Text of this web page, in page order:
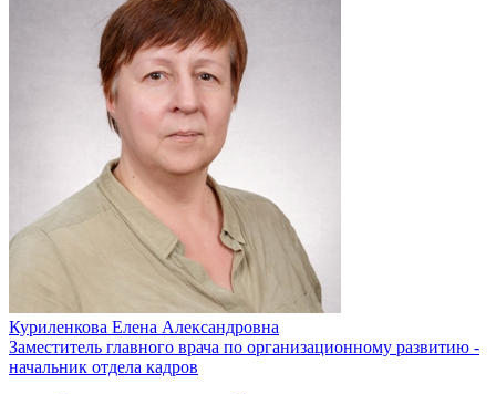
Куриленкова Елена Александровна
Заместитель главного врача по организационному развитию -
начальник отдела кадров